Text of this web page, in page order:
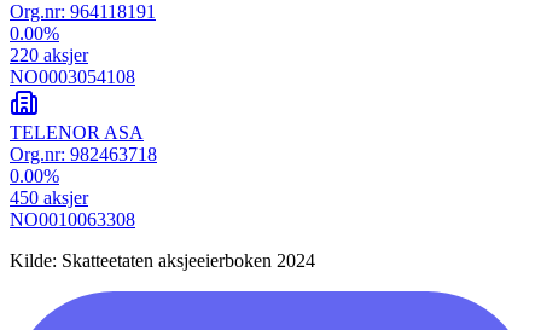
Org.nr: 964118191
0.00%
220 aksjer
NO0003054108
TELENOR ASA
Org.nr: 982463718
0.00%
450 aksjer
NO0010063308
Kilde: Skatteetaten aksjeeierboken 2024